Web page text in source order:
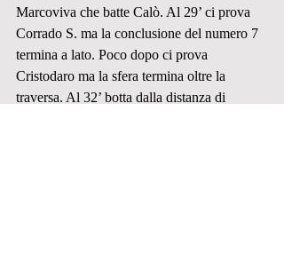
Marcoviva che batte Calò. Al 29’ ci prova
Corrado S. ma la conclusione del numero 7
termina a lato. Poco dopo ci prova
Cristodaro ma la sfera termina oltre la
traversa. Al 32’ botta dalla distanza di